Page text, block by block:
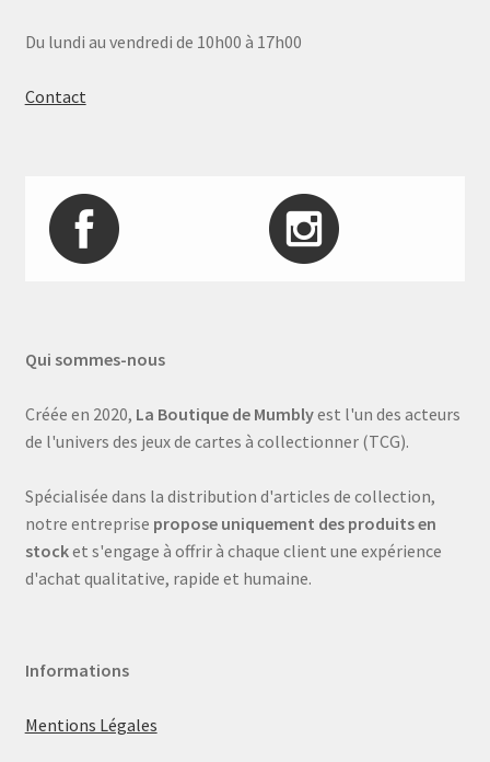
Du lundi au vendredi de 10h00 à 17h00
Contact
Qui sommes-nous
Créée en 2020, La Boutique de Mumblyest l'un des acteurs
de l'univers des jeux de cartes à collectionner (TCG).
Spécialisée dans la distribution d'articles de collection,
notre entreprise propose uniquement des produits en
stocket s'engage à offrir à chaque client une expérience
d'achat qualitative, rapide et humaine.
Informations
Mentions Légales